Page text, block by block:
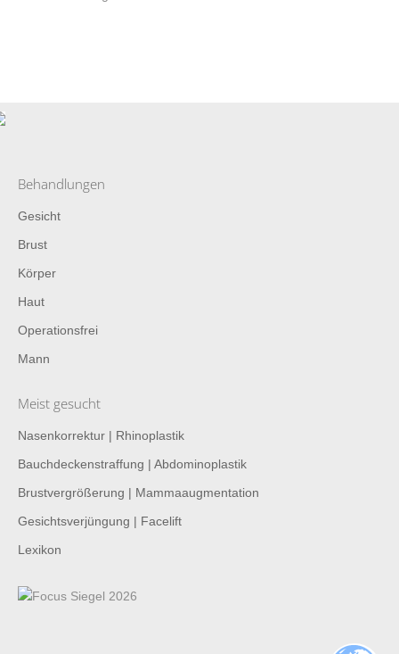
Behandlungen
Gesicht
Brust
Körper
Haut
Operationsfrei
Mann
Meist gesucht
Nasenkorrektur | Rhinoplastik
Bauchdeckenstraffung | Abdominoplastik
Brustvergrößerung | Mammaaugmentation
Gesichtsverjüngung | Facelift
Lexikon